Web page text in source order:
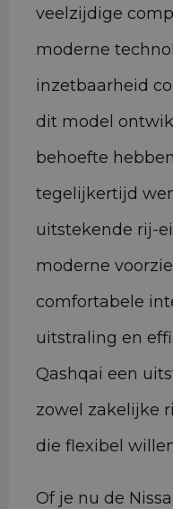
veelzijdige
moderne
inzetbaarheid
dit model
behoefte
tegelijkertijd
uitstekende rij-
moderne
comfortabele
uitstraling en
Qashqai een
zowel zakelijke
die flexibel
Of je nu de